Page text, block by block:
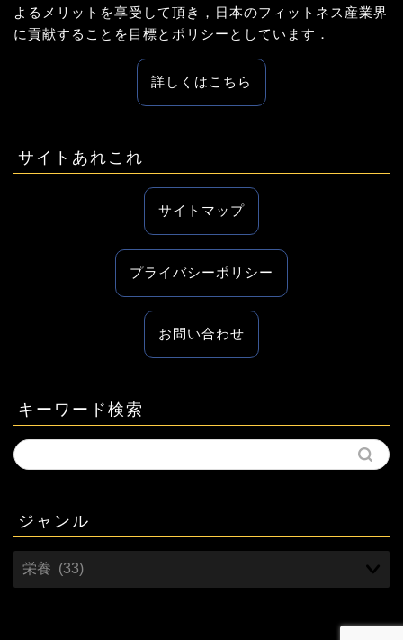
よるメリットを享受して頂き，日本のフィットネス産業界
に貢献することを目標とポリシーとしています．
詳しくはこちら
サイトあれこれ
サイトマップ
プライバシーポリシー
お問い合わせ
キーワード検索
ジャンル